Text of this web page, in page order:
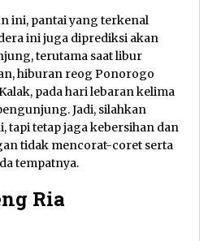
ini, pantai yang terkenal
ini juga diprediksi akan
terutama saat libur
hiburan reog Ponorogo
pada hari lebaran kelima
Jadi, silahkan
tapi tetap jaga kebersihan dan
tidak mencorat-coret serta
tempatnya.
Ria